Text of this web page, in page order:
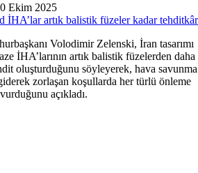
Ekim 2025
İHA’lar artık balistik füzeler kadar tehditkâr
Volodimir Zelenski, İran tasarımı
İHA’larının artık balistik füzelerden daha
oluşturduğunu söyleyerek, hava savunma
zorlaşan koşullarda her türlü önleme
açıkladı.